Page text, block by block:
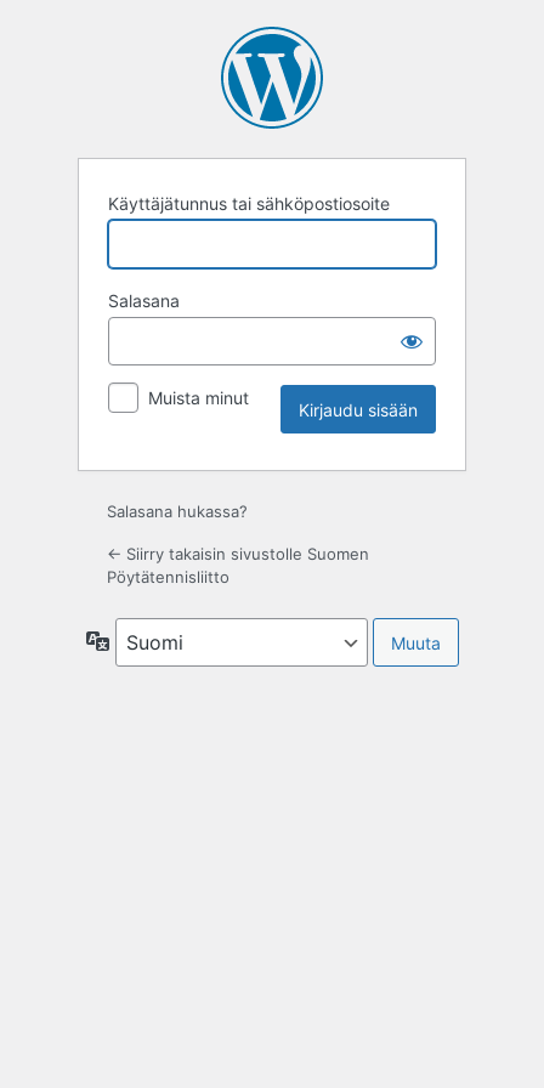
Käyttäjätunnus tai sähköpostiosoite
Salasana
Muista minut
Salasana hukassa?
← Siirry takaisin sivustolle Suomen
Pöytätennisliitto
Kieli